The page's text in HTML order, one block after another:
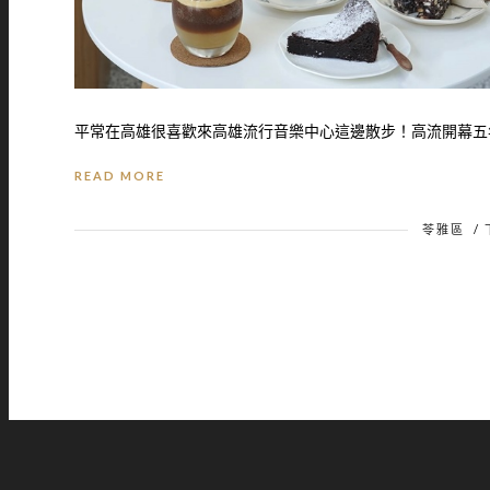
平常在高雄很喜歡來高雄流行音樂中心這邊散步！高流開幕
READ MORE
苓雅區 /